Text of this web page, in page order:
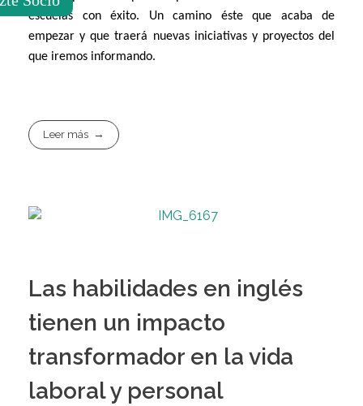
escuelas con éxito. Un camino éste que acaba de
empezar y que traerá nuevas iniciativas y proyectos del
que iremos informando.
Leer más
Las habilidades en inglés
tienen un impacto
transformador en la vida
laboral y personal